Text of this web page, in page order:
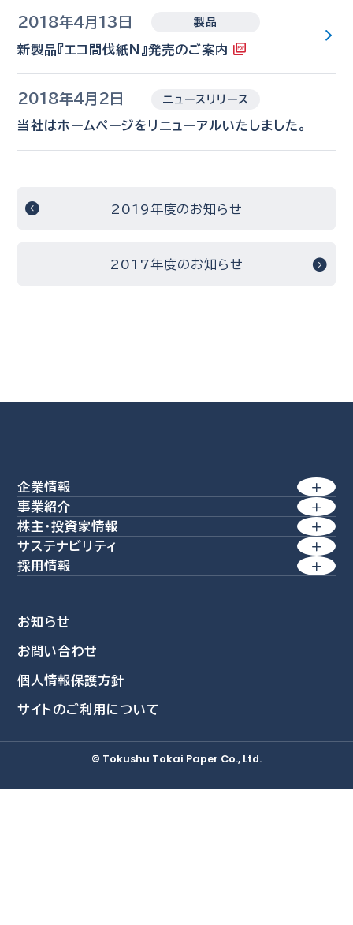
2018年4月13日 製品
新製品『エコ間伐紙Ｎ』発売のご案内
2018年4月2日 ニュースリリース
当社はホームページをリニューアルいたしました。
2019年度のお知らせ
2017年度のお知らせ
企業情報
トップメッセージ
経営理念 / 行動規範
コーポレート・アイデンティティー
会社概要
沿革
事業所・グループ拠点
事業紹介
製紙事業
産業素材
環境関連事業
資源再活用
株主・投資家情報
経営方針
株式情報
IRライブラリ
個人投資家の皆さまへ
IRカレンダー
IRに関するよくあるご質問
サステナビリティ
方針一覧
ガバナンス
データ集
ESGデータ集
採用情報
社員を知る
新卒採用情報
採用担当者より
募集要項
お知らせ
お問い合わせ
個人情報保護方針
サイトのご利用について
© Tokushu Tokai Paper Co., Ltd.